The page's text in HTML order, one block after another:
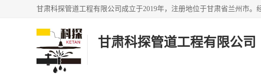
甘肃科探管道工程有限公司